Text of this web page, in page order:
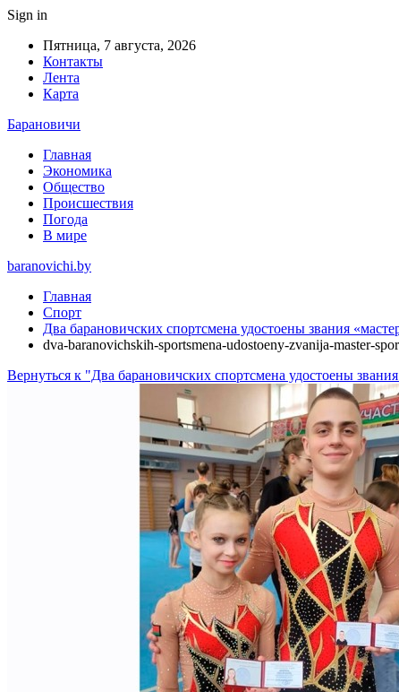
Sign in
Пятница, 7 августа, 2026
Контакты
Лента
Карта
Барановичи
Главная
Экономика
Общество
Происшествия
Погода
В мире
baranovichi.by
Главная
Спорт
Два барановичских спортсмена удостоены звания
dva-baranovichskih-sportsmena-udostoeny-zvanija-master-
Вернуться к "Два барановичских спортсмена удостоены